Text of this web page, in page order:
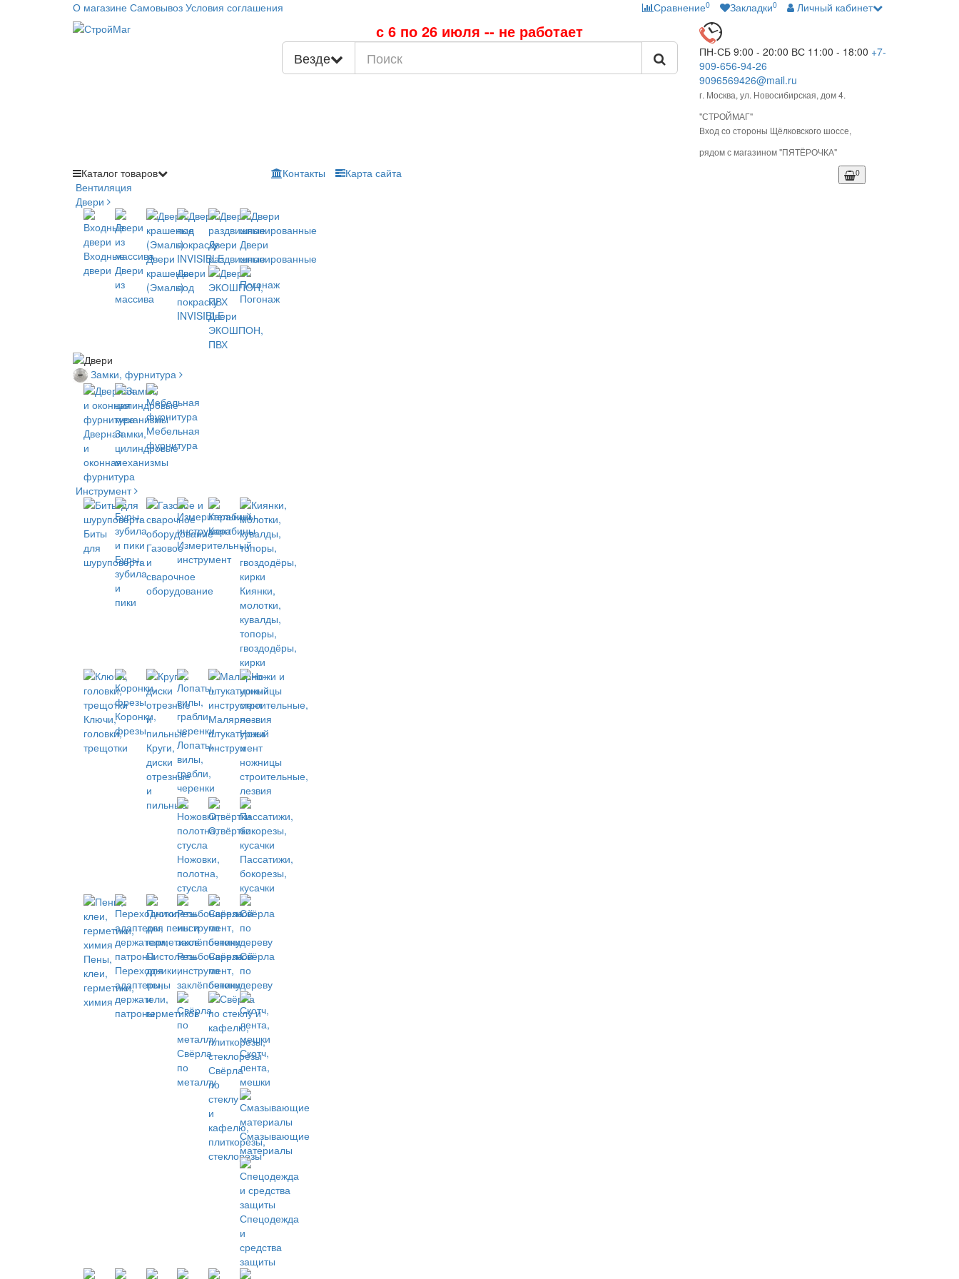
О магазине Самовывоз Условия соглашения Сравнение0 Закладки0 Личный кабинет
с 6 по 26 июля -- не работает
Везде ПН-СБ 9:00 - 20:00 ВС 11:00 - 18:00 +7-
909-656-94-26
9096569426@mail.ru
г. Москва, ул. Новосибирская, дом 4.
"СТРОЙМАГ"
Вход со стороны Щёлковского шоссе,
рядом с магазином "ПЯТЁРОЧКА"
Каталог товаров
Вентиляция
Двери
Входные
двери Двери
из
массива
Двери
крашеные
(Эмаль)
Двери
под
покраску
INVISIBLE
Двери
раздвижные
Двери
шпонированные
Двери
ЭКОШПОН,
ПВХ
Погонаж
Замки, фурнитура
Дверная
и
оконная
фурнитура
Замки,
цилиндровые
механизмы
Мебельная
фурнитура
Инструмент
Биты
для
шуруповёрта
Буры,
зубила
и
пики
Газовое
и
сварочное
оборудование
Измерительный
инструмент
Карабины
Киянки,
молотки,
кувалды,
топоры,
гвоздодёры,
кирки
Ключи,
головки,
трещотки
Коронки,
фрезы
Круги,
диски
отрезные
и
пильные
Лопаты,
вилы,
грабли,
черенки
Малярно-
штукатурный
инструмент
Ножи
и
ножницы
строительные,
лезвия
Ножовки,
полотна,
стусла
Отвёртки
Пассатижи,
бокорезы,
кусачки
Пены,
клеи,
герметики,
химия
Переходники,
адаптеры,
держатели,
патроны
Пистолеты
для
пены
и
герметиков
Резьбонарезной
инструмент,
заклёпочники
Свёрла
по
бетону
Свёрла
по
дереву
Свёрла
по
металлу
Свёрла
по
стеклу
и
кафелю,
плиткорезы,
стеклорезы
Скотч,
лента,
мешки
Смазывающие
материалы
Спецодежда
и
средства
защиты
Контакты Карта сайта 0